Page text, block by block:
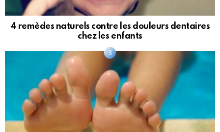
4 remèdes naturels contre les douleurs dentaires
chez les enfants